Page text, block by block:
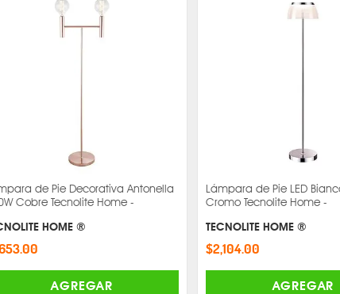
de Pie Decorativa Antonella
Cobre Tecnolite Home -
HOME ®
AGREGAR
Lámpara de Pie LED
Cromo Tecnolite Home -
TECNOLITE HOME ®
$2,104.00
AGREGAR